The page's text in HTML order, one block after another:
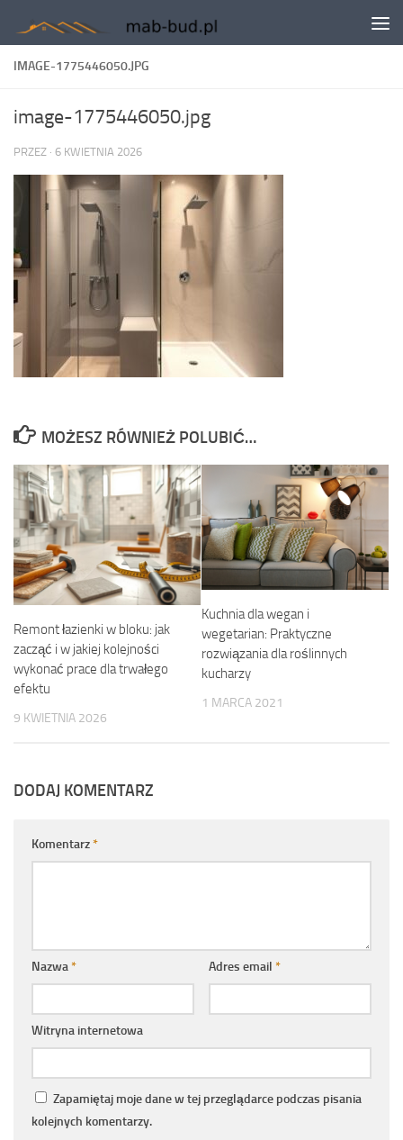
Skip to content
IMAGE-1775446050.JPG
image-1775446050.jpg
PRZEZ · 6 KWIETNIA 2026
MOŻESZ RÓWNIEŻ POLUBIĆ…
Remont łazienki w bloku: jak
zacząć i w jakiej kolejności
wykonać prace dla trwałego
efektu
9 KWIETNIA 2026
Kuchnia dla wegan i
wegetarian: Praktyczne
rozwiązania dla roślinnych
kucharzy
1 MARCA 2021
DODAJ KOMENTARZ
Komentarz*
Nazwa* Adres email *
Witryna internetowa
Zapamiętaj moje dane w tej przeglądarce podczas pisania
kolejnych komentarzy.